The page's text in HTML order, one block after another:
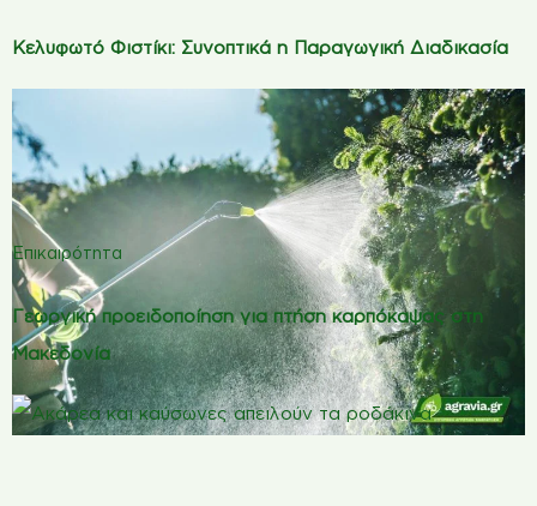
Κελυφωτό Φιστίκι: Συνοπτικά η Παραγωγική Διαδικασία
Επικαιρότητα
Γεωργική προειδοποίηση για πτήση καρπόκαψας στη
Μακεδονία